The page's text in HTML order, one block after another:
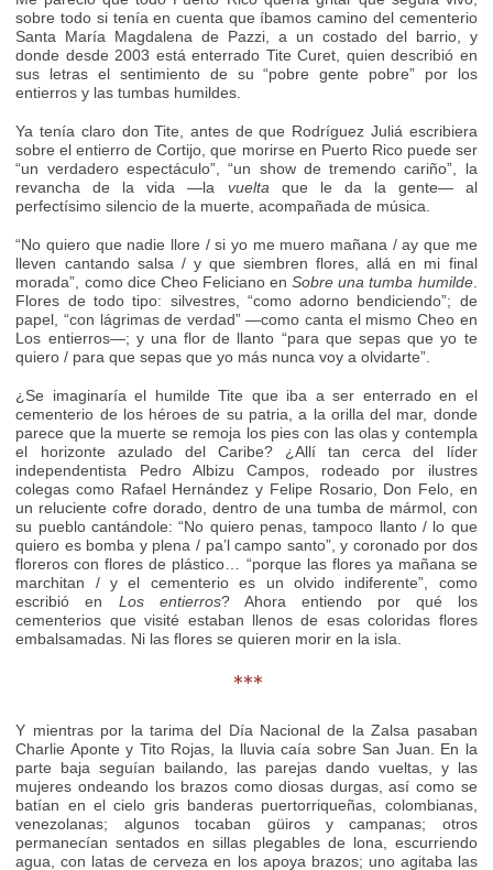
sobre todo si tenía en cuenta que íbamos camino del cementerio
Santa María Magdalena de Pazzi, a un costado del barrio, y
donde desde 2003 está enterrado Tite Curet, quien describió en
sus letras el sentimiento de su “pobre gente pobre” por los
entierros y las tumbas humildes.
Ya tenía claro don Tite, antes de que Rodríguez Juliá escribiera
sobre el entierro de Cortijo, que morirse en Puerto Rico puede ser
“un verdadero espectáculo”, “un show de tremendo cariño”, la
revancha de la vida —la vuelta que le da la gente— al
perfectísimo silencio de la muerte, acompañada de música.
“No quiero que nadie llore / si yo me muero mañana / ay que me
lleven cantando salsa / y que siembren flores, allá en mi final
morada”, como dice Cheo Feliciano enSobre una tumba humilde.
Flores de todo tipo: silvestres, “como adorno bendiciendo”; de
papel, “con lágrimas de verdad” —como canta el mismo Cheo en
Los entierros—; y una flor de llanto “para que sepas que yo te
quiero / para que sepas que yo más nunca voy a olvidarte”.
¿Se imaginaría el humilde Tite que iba a ser enterrado en el
cementerio de los héroes de su patria, a la orilla del mar, donde
parece que la muerte se remoja los pies con las olas y contempla
el horizonte azulado del Caribe? ¿Allí tan cerca del líder
independentista Pedro Albizu Campos, rodeado por ilustres
colegas como Rafael Hernández y Felipe Rosario, Don Felo, en
un reluciente cofre dorado, dentro de una tumba de mármol, con
su pueblo cantándole: “No quiero penas, tampoco llanto / lo que
quiero es bomba y plena / pa’l campo santo”, y coronado por dos
floreros con flores de plástico… “porque las flores ya mañana se
marchitan / y el cementerio es un olvido indiferente”, como
escribió en Los entierros? Ahora entiendo por qué los
cementerios que visité estaban llenos de esas coloridas flores
embalsamadas. Ni las flores se quieren morir en la isla.
***
Y mientras por la tarima del Día Nacional de la Zalsa pasaban
Charlie Aponte y Tito Rojas, la lluvia caía sobre San Juan. En la
parte baja seguían bailando, las parejas dando vueltas, y las
mujeres ondeando los brazos como diosas durgas, así como se
batían en el cielo gris banderas puertorriqueñas, colombianas,
venezolanas; algunos tocaban güiros y campanas; otros
permanecían sentados en sillas plegables de lona, escurriendo
agua, con latas de cerveza en los apoya brazos; uno agitaba las